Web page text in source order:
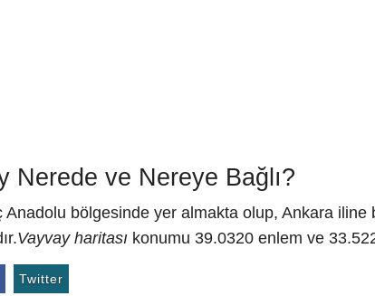
Nerede ve Nereye Bağlı?
Anadolu bölgesinde yer almakta olup, Ankara iline
Vayvay haritası konumu 39.0320 enlem ve
Twitter